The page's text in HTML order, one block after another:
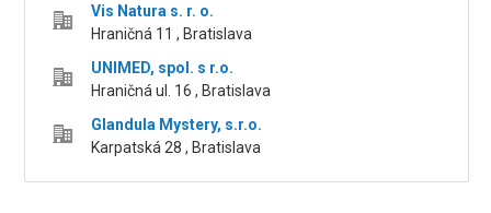
Vis Natura s. r. o.
Hraničná 11 , Bratislava
UNIMED, spol. s r.o.
Hraničná ul. 16 , Bratislava
Glandula Mystery, s.r.o.
Karpatská 28 , Bratislava